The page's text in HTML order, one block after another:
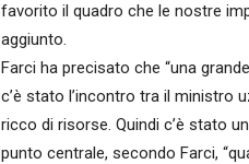
favorito il quadro che le nostre
aggiunto.
Farci ha precisato che “una
c’è stato l’incontro tra il ministro
ricco di risorse. Quindi c’è stato
punto centrale, secondo Farci,